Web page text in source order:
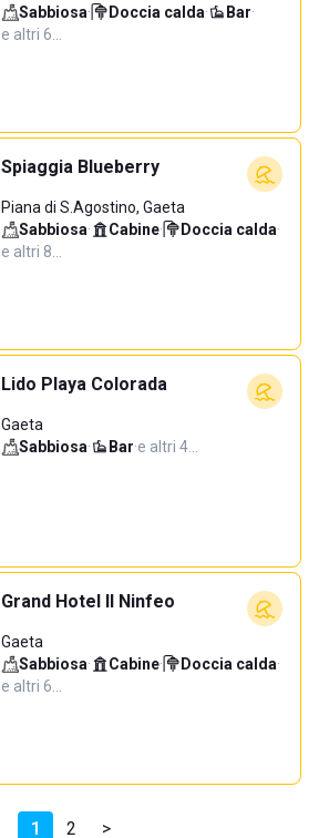
Sabbiosa· Doccia calda· Bar·
e altri 6…
Spiaggia Blueberry
Piana di S.Agostino, Gaeta
Sabbiosa· Cabine· Doccia calda·
e altri 8…
Lido Playa Colorada
Gaeta
Sabbiosa· Bar·e altri 4…
Grand Hotel Il Ninfeo
Gaeta
Sabbiosa· Cabine· Doccia calda·
e altri 6…
1 2 >